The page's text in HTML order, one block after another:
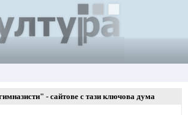
- сайтове с тази ключова дума